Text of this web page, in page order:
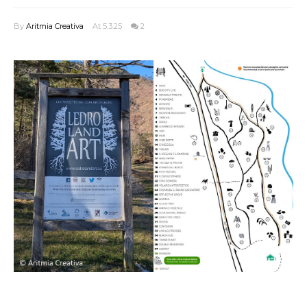
By Aritmia Creativa At 5.3.25 2